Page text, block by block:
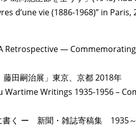
d’une vie (1886-1968)” in Paris,
Retrospective ―
田嗣治展」東京、京都 2018年
Wartime Writings 1935-1956 –
く ー 新聞・雑誌寄稿集 1935